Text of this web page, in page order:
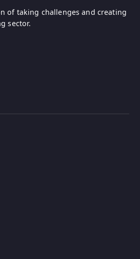
of taking challenges and creating
sector.